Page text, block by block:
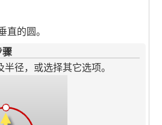
直的圆。
骤
半径，或选择其它选项。